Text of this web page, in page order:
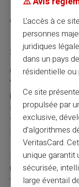
En cas de
de la transaction
Suivez vos
Chaque paiement
Veritas
pouvez ainsi
ajuster vos
vous permet de
ligne.
Les utilisateurs
notifications pour
transaction.
L'accès à ce
personnes
juridiques
dans un pays
résidentielle
Ce site
propulsée par
exclusive,
d’algorithmes
VeritasCard.
unique garantit
sécurisée,
large éventail